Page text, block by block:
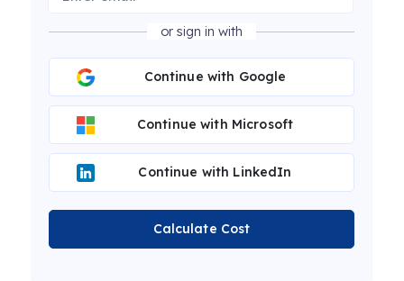
or sign in with
Continue with Google
Continue with Microsoft
Continue with LinkedIn
Calculate Cost